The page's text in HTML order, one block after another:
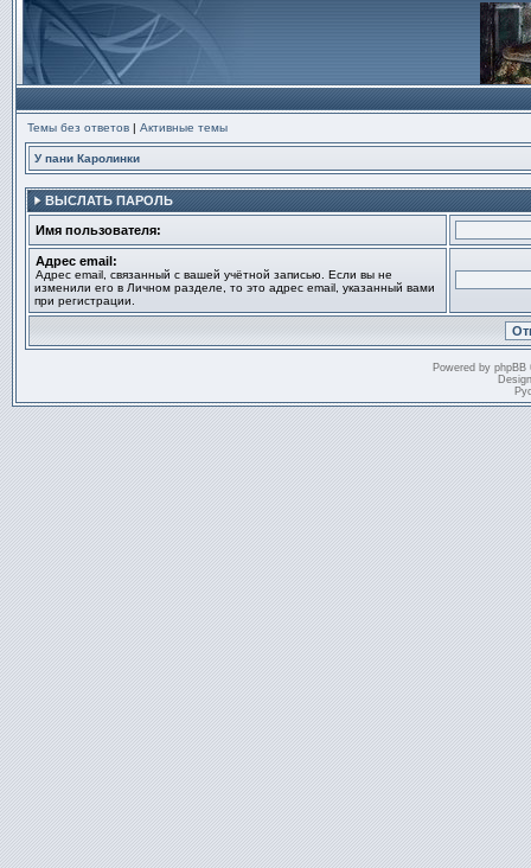
Темы без ответов | Активные темы
У пани Каролинки
ВЫСЛАТЬ ПАРОЛЬ
Имя пользователя:
Адрес email:
Адрес email, связанный с вашей учётной записью. Если вы не
изменили его в Личном разделе, то это адрес email, указанный вами
при регистрации.
Powered by phpBB